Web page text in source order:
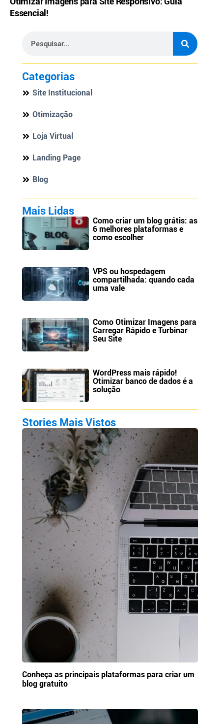
Essencial!
Categorias
Site Institucional
Otimização
Loja Virtual
Landing Page
Blog
Mais Lidas
Como criar um blog grátis: as
6 melhores plataformas e
como escolher
VPS ou hospedagem
compartilhada: quando cada
uma vale
Como Otimizar Imagens para
Carregar Rápido e Turbinar
Seu Site
WordPress mais rápido!
Otimizar banco de dados é a
solução
Stories Mais Vistos
Conheça as principais plataformas para criar um
blog gratuito